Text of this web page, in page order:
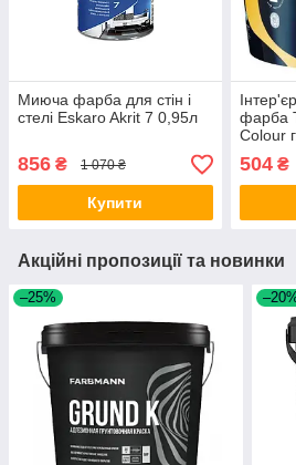
Миюча фарба для стін і
стелі Eskaro Akrit 7 0,95л
856 ₴ 1 070 ₴
Купити
фарба
Colour
504₴
Акційні пропозиції та новинки
–25%